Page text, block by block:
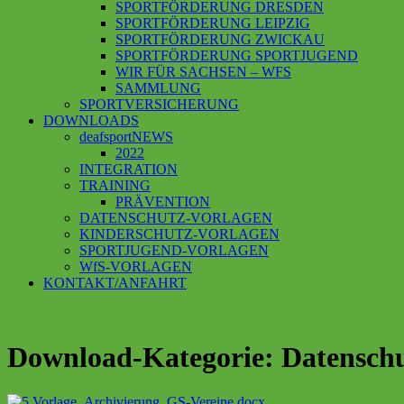
SPORTFÖRDERUNG DRESDEN
SPORTFÖRDERUNG LEIPZIG
SPORTFÖRDERUNG ZWICKAU
SPORTFÖRDERUNG SPORTJUGEND
WIR FÜR SACHSEN – WFS
SAMMLUNG
SPORTVERSICHERUNG
DOWNLOADS
deafsportNEWS
2022
INTEGRATION
TRAINING
PRÄVENTION
DATENSCHUTZ-VORLAGEN
KINDERSCHUTZ-VORLAGEN
SPORTJUGEND-VORLAGEN
WfS-VORLAGEN
KONTAKT/ANFAHRT
Download-Kategorie: